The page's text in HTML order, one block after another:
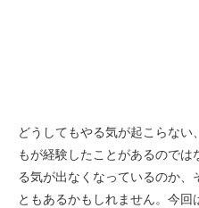
どうしてもやる気が起こらな
もが経験したことがあるので
る気が出なくなっているのか、
ともあるかもしれません。今回